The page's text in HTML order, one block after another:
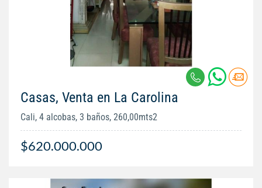
Casas, Venta en La Carolina
Cali, 4 alcobas, 3 baños, 260,00mts2
$620.000.000